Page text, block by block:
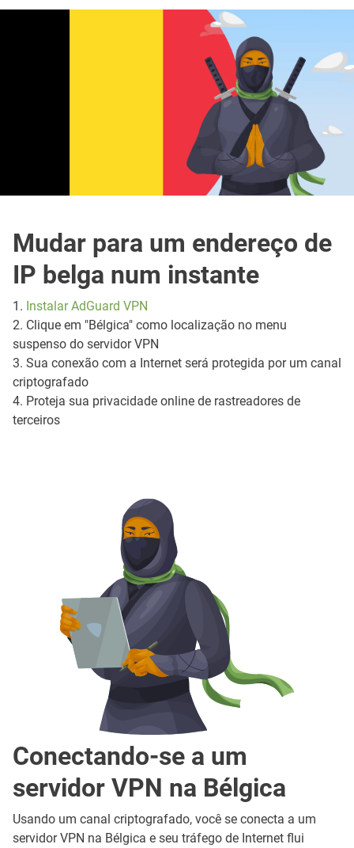
Mudar para um endereço de
IP belga num instante
1. Instalar AdGuard VPN
2. Clique em "Bélgica" como localização no menu
suspenso do servidor VPN
3. Sua conexão com a Internet será protegida por um canal
criptografado
4. Proteja sua privacidade online de rastreadores de
terceiros
Conectando-se a um
servidor VPN na Bélgica
Usando um canal criptografado, você se conecta a um
servidor VPN na Bélgica e seu tráfego de Internet flui